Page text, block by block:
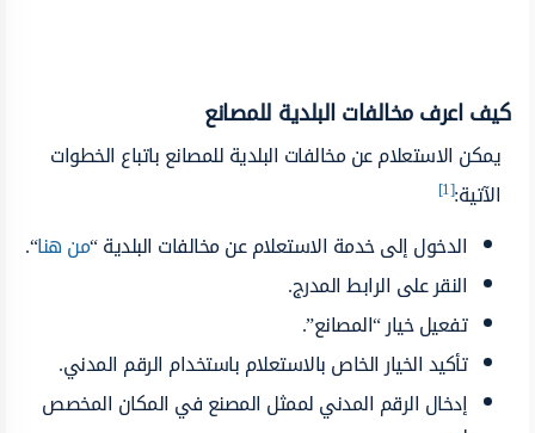
كيف اعرف مخالفات البلدية للمصانع
يمكن الاستعلام عن مخالفات البلدية للمصانع باتباع الخطوات
الآتية:[1]
الدخول إلى خدمة الاستعلام عن مخالفات البلدية “من هنا“.
النقر على الرابط المدرج.
تفعيل خيار “المصانع”.
تأكيد الخيار الخاص بالاستعلام باستخدام الرقم المدني.
إدخال الرقم المدني لممثل المصنع في المكان المخصص